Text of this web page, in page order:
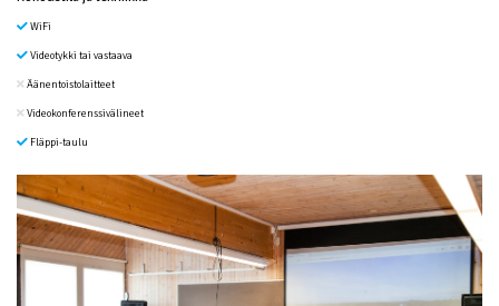
WiFi
Videotykki tai vastaava
Äänentoistolaitteet
Videokonferenssivälineet
Fläppi-taulu